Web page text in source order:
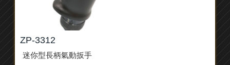
ZP-3312
迷你型長柄氣動扳手